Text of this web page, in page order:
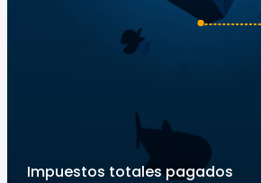
Impuestos totales pagados